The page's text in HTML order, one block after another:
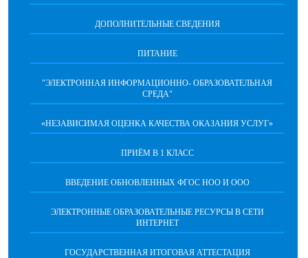
ДОПОЛНИТЕЛЬНЫЕ СВЕДЕНИЯ
ПИТАНИЕ
"ЭЛЕКТРОННАЯ ИНФОРМАЦИОННО- ОБРАЗОВАТЕЛЬНАЯ
СРЕДА"
«НЕЗАВИСИМАЯ ОЦЕНКА КАЧЕСТВА ОКАЗАНИЯ УСЛУГ»
ПРИЁМ В 1 КЛАСС
ВВЕДЕНИЕ ОБНОВЛЕННЫХ ФГОС НОО И ООО
ЭЛЕКТРОННЫЕ ОБРАЗОВАТЕЛЬНЫЕ РЕСУРСЫ В СЕТИ
ИНТЕРНЕТ
ГОСУДАРСТВЕННАЯ ИТОГОВАЯ АТТЕСТАЦИЯ